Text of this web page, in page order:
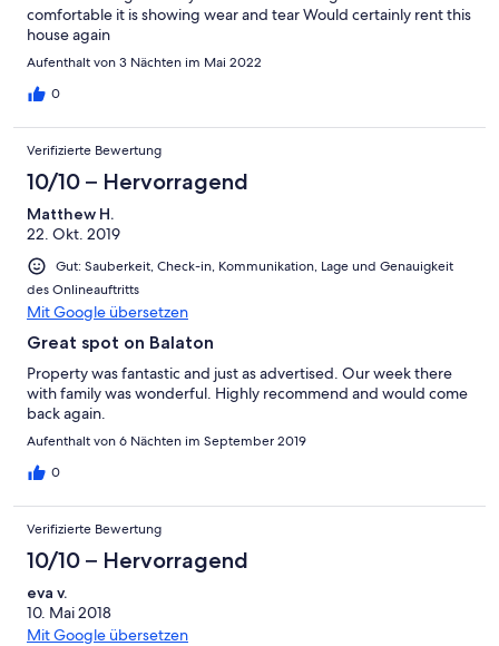
comfortable it is showing wear and tear Would certainly rent this
house again
Aufenthalt von 3 Nächten im Mai 2022
0
Verifizierte Bewertung
10/10 – Hervorragend
Matthew H.
22. Okt. 2019
Gut: Sauberkeit, Check-in, Kommunikation, Lage und Genauigkeit
des Onlineauftritts
Mit Google übersetzen
Great spot on Balaton
Property was fantastic and just as advertised. Our week there
with family was wonderful. Highly recommend and would come
back again.
Aufenthalt von 6 Nächten im September 2019
0
Verifizierte Bewertung
10/10 – Hervorragend
eva v.
10. Mai 2018
Mit Google übersetzen